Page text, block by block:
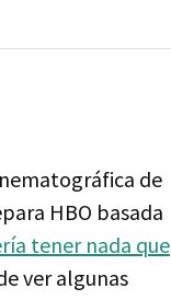
de
HBO basada
tener nada que
ver algunas